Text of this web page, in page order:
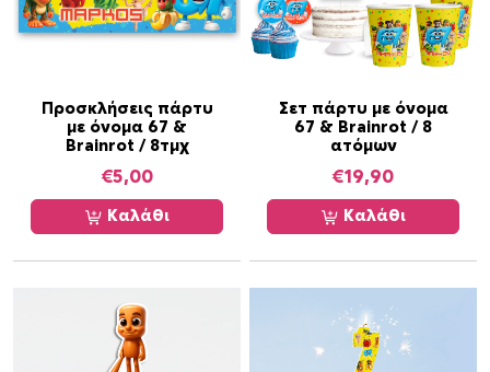
Προσκλήσεις πάρτυ
με όνομα 67 &
Brainrot / 8τμχ
€5,00
Καλάθι
Σετ πάρτυ με όνομα
67 & Brainrot / 8
ατόμων
€19,90
Καλάθι